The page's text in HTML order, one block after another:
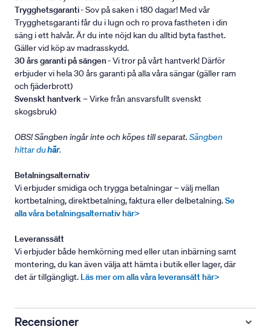
Trygghetsgaranti- Sov på saken i 180 dagar! Med vår
Trygghetsgaranti får du i lugn och ro prova fastheten i din
säng i ett halvår. Är du inte nöjd kan du alltid byta fasthet.
Gäller vid köp av madrasskydd.
30 års garanti på sängen- Vi tror på vårt hantverk! Därför
erbjuder vi hela 30 års garanti på alla våra sängar (gäller ram
och fjäderbrott)
Svenskt hantverk– Virke från ansvarsfullt svenskt
skogsbruk)
OBS! Sängben ingår inte och köpes till separat. Sängben
hittar duhär.
Betalningsalternativ
Vi erbjuder smidiga och trygga betalningar – välj mellan
kortbetalning, direktbetalning, faktura eller delbetalning.Se
alla våra betalningsalternativ här>
Leveranssätt
Vi erbjuder både hemkörning med eller utan inbärning samt
montering, du kan även välja att hämta i butik eller lager, där
det är tillgängligt. Läs mer om alla våra leveransätt här>
Recensioner